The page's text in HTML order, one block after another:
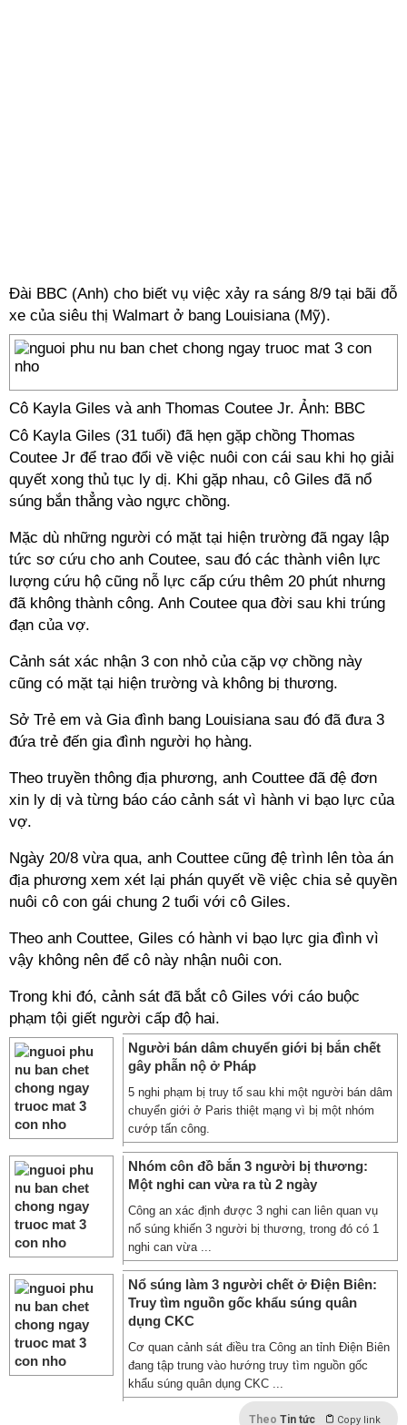
Đài BBC (Anh) cho biết vụ việc xảy ra sáng 8/9 tại bãi đỗ
xe của siêu thị Walmart ở bang Louisiana (Mỹ).
Cô Kayla Giles và anh Thomas Coutee Jr. Ảnh: BBC
Cô Kayla Giles (31 tuổi) đã hẹn gặp chồng Thomas
Coutee Jr để trao đổi về việc nuôi con cái sau khi họ giải
quyết xong thủ tục ly dị. Khi gặp nhau, cô Giles đã nổ
súng bắn thẳng vào ngực chồng.
Mặc dù những người có mặt tại hiện trường đã ngay lập
tức sơ cứu cho anh Coutee, sau đó các thành viên lực
lượng cứu hộ cũng nỗ lực cấp cứu thêm 20 phút nhưng
đã không thành công. Anh Coutee qua đời sau khi trúng
đạn của vợ.
Cảnh sát xác nhận 3 con nhỏ của cặp vợ chồng này
cũng có mặt tại hiện trường và không bị thương.
Sở Trẻ em và Gia đình bang Louisiana sau đó đã đưa 3
đứa trẻ đến gia đình người họ hàng.
Theo truyền thông địa phương, anh Couttee đã đệ đơn
xin ly dị và từng báo cáo cảnh sát vì hành vi bạo lực của
vợ.
Ngày 20/8 vừa qua, anh Couttee cũng đệ trình lên tòa án
địa phương xem xét lại phán quyết về việc chia sẻ quyền
nuôi cô con gái chung 2 tuổi với cô Giles.
Theo anh Couttee, Giles có hành vi bạo lực gia đình vì
vậy không nên để cô này nhận nuôi con.
Trong khi đó, cảnh sát đã bắt cô Giles với cáo buộc
phạm tội giết người cấp độ hai.
Người bán dâm chuyển giới bị bắn chết
gây phẫn nộ ở Pháp
5 nghi phạm bị truy tố sau khi một người bán dâm
chuyển giới ở Paris thiệt mạng vì bị một nhóm
cướp tấn công.
Nhóm côn đồ bắn 3 người bị thương:
Một nghi can vừa ra tù 2 ngày
Công an xác định được 3 nghi can liên quan vụ
nổ súng khiến 3 người bị thương, trong đó có 1
nghi can vừa ...
Nổ súng làm 3 người chết ở Điện Biên:
Truy tìm nguồn gốc khẩu súng quân
dụng CKC
Cơ quan cảnh sát điều tra Công an tỉnh Điện Biên
đang tập trung vào hướng truy tìm nguồn gốc
khẩu súng quân dụng CKC ...
Theo Tin tức Copy link